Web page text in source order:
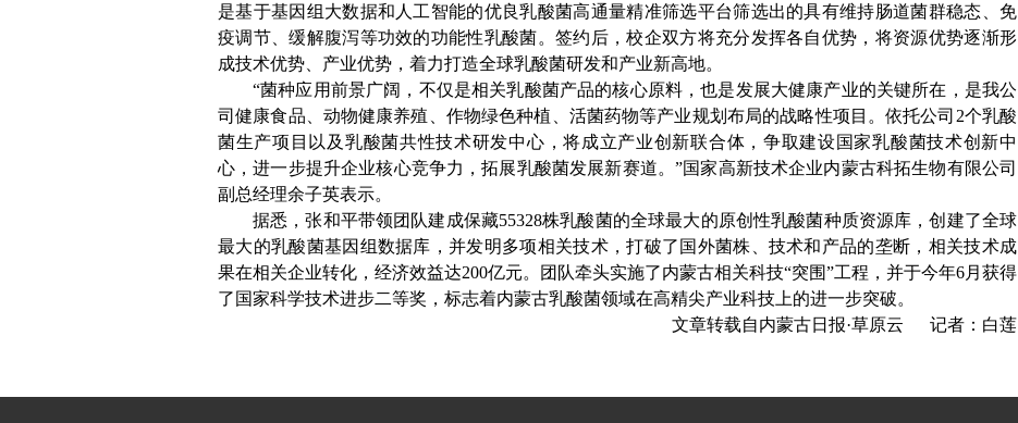
是基于基因组大数据和人工智能的优良乳酸菌高通量精准筛选平台筛选出的具有维持肠道菌群稳态、免
疫调节、缓解腹泻等功效的功能性乳酸菌。签约后，校企双方将充分发挥各自优势，将资源优势逐渐形
成技术优势、产业优势，着力打造全球乳酸菌研发和产业新高地。
“菌种应用前景广阔，不仅是相关乳酸菌产品的核心原料，也是发展大健康产业的关键所在，是我公
司健康食品、动物健康养殖、作物绿色种植、活菌药物等产业规划布局的战略性项目。依托公司2个乳酸
菌生产项目以及乳酸菌共性技术研发中心，将成立产业创新联合体，争取建设国家乳酸菌技术创新中
心，进一步提升企业核心竞争力，拓展乳酸菌发展新赛道。”国家高新技术企业内蒙古科拓生物有限公司
副总经理余子英表示。
据悉，张和平带领团队建成保藏55328株乳酸菌的全球最大的原创性乳酸菌种质资源库，创建了全球
最大的乳酸菌基因组数据库，并发明多项相关技术，打破了国外菌株、技术和产品的垄断，相关技术成
果在相关企业转化，经济效益达200亿元。团队牵头实施了内蒙古相关科技“突围”工程，并于今年6月获得
了国家科学技术进步二等奖，标志着内蒙古乳酸菌领域在高精尖产业科技上的进一步突破。
文章转载自内蒙古日报·草原云 记者：白莲